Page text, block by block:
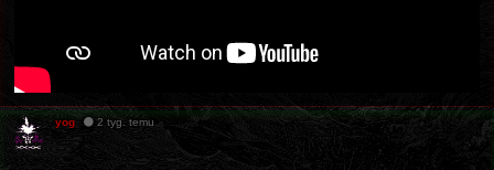
yog 2 tyg. temu